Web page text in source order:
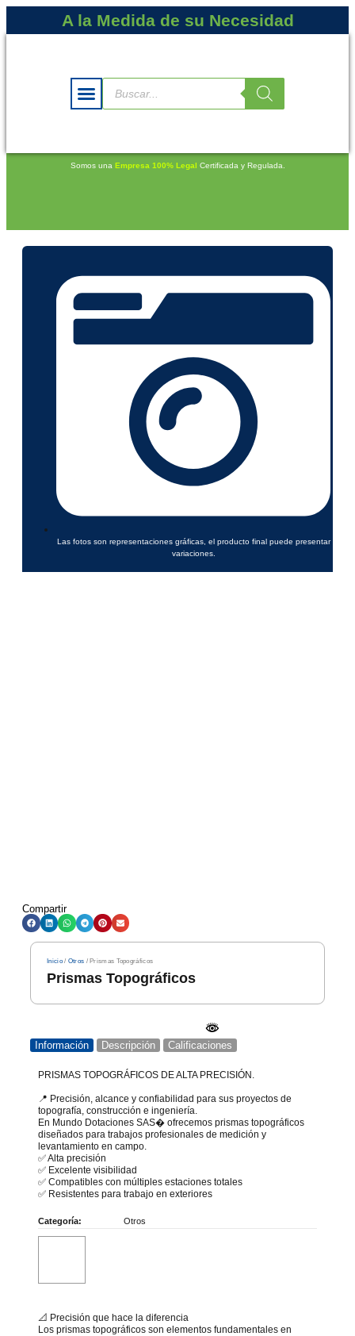
A la Medida de su Necesidad
Somos una Empresa 100% Legal Certificada y Regulada.
Las fotos son representaciones gráficas, el producto final puede presentar
variaciones.
Compartir
Inicio/ Otros / Prismas Topográficos
Prismas Topográficos
Información Descripción Calificaciones
PRISMAS TOPOGRÁFICOS DE ALTA PRECISIÓN.
📍 Precisión, alcance y confiabilidad para sus proyectos de
topografía, construcción e ingeniería.
En Mundo Dotaciones SAS⁠� ofrecemos prismas topográficos
diseñados para trabajos profesionales de medición y
levantamiento en campo.
✅ Alta precisión
✅ Excelente visibilidad
✅ Compatibles con múltiples estaciones totales
✅ Resistentes para trabajo en exteriores
Categoría: Otros
📐 Precisión que hace la diferencia
Los prismas topográficos son elementos fundamentales en